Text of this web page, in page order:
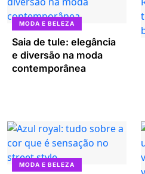
MODA E BELEZA
Saia de tule: elegância
e diversão na moda
contemporânea
MODA E BELEZA